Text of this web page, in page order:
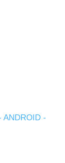
ANDROID -